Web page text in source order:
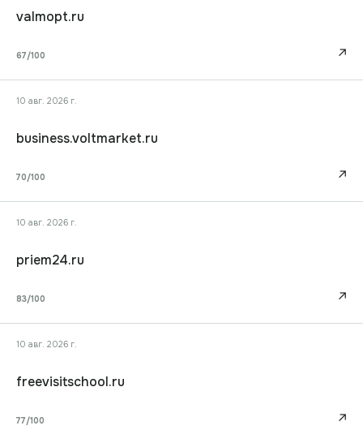
valmopt.ru
67/100 ↗
10 авг. 2026 г.
business.voltmarket.ru
70/100 ↗
10 авг. 2026 г.
priem24.ru
83/100 ↗
10 авг. 2026 г.
freevisitschool.ru
77/100 ↗